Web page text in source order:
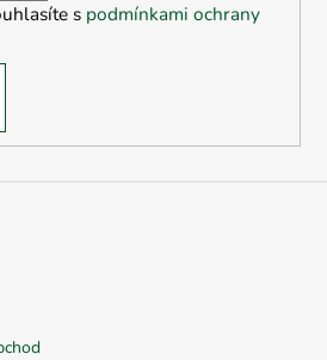
s podmínkami ochrany